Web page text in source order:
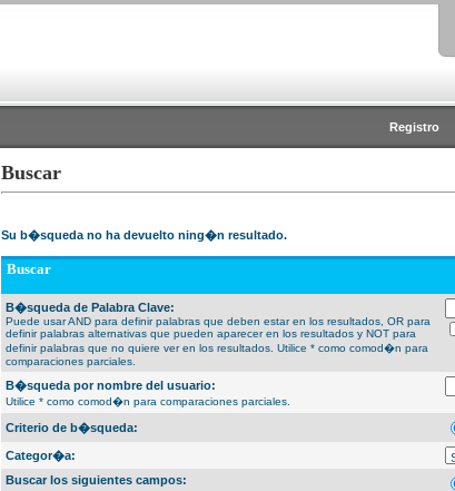
Registro
Buscar
Su b�squeda no ha devuelto ning�n resultado.
Buscar
B�squeda de Palabra Clave:
Puede usar AND para definir palabras que deben estar en los resultados, OR para
definir palabras alternativas que pueden aparecer en los resultados y NOT para
definir palabras que no quiere ver en los resultados. Utilice * como comod�n para
comparaciones parciales.
B�squeda por nombre del usuario:
Utilice * como comod�n para comparaciones parciales.
Criterio de b�squeda:
Categor�a:
Buscar los siguientes campos: